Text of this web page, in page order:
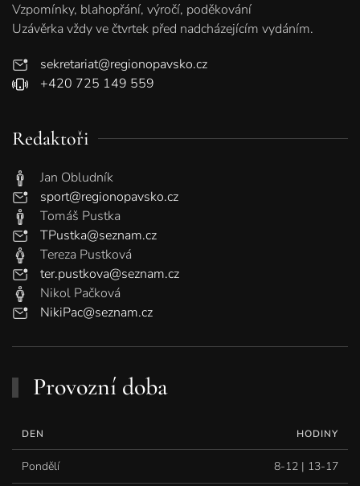
Vzpomínky, blahopřání, výročí, poděkování
Uzávěrka vždy ve čtvrtek před nadcházejícím vydáním.
sekretariat@regionopavsko.cz
+420 725 149 559
Redaktoři
Jan Obludník
sport@regionopavsko.cz
Tomáš Pustka
TPustka@seznam.cz
Tereza Pustková
ter.pustkova@seznam.cz
Nikol Pačková
NikiPac@seznam.cz
Provozní doba
DEN HODINY
Pondělí 8-12 | 13-17